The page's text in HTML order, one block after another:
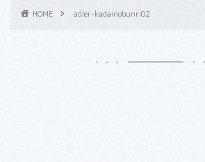
HOME adler-kadainobunri02